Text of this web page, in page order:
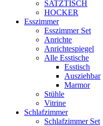
SATZTISCH
HOCKER
Esszimmer
Esszimmer Set
Anrichte
Anrichtespiegel
Alle Esstische
Esstisch
Ausziehbar
Marmor
Stühle
Vitrine
Schlafzimmer
Schlafzimmer Set